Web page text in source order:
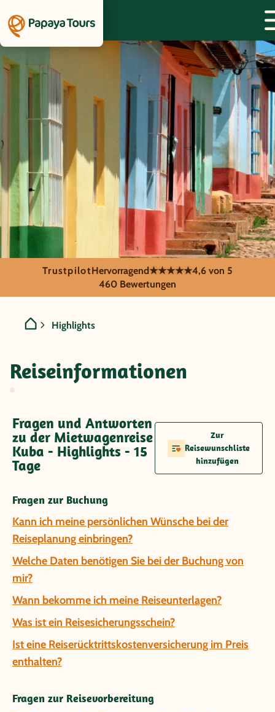
Kuba - Highlights
TrustpilotHervorragend★★★★★4,6 von 5
460 Bewertungen
Highlights
Reiseinformationen
Fragen und Antworten
zu der Mietwagenreise
Kuba - Highlights - 15
Tage
Zur
Reisewunschliste
hinzufügen
Fragen zur Buchung
Kann ich meine persönlichen Wünsche bei der
Reiseplanung einbringen?
Welche Daten benötigen Sie bei der Buchung von
mir?
Wann bekomme ich meine Reiseunterlagen?
Was ist ein Reisesicherungsschein?
Ist eine Reiserücktrittskostenversicherung im Preis
enthalten?
Fragen zur Reisevorbereitung